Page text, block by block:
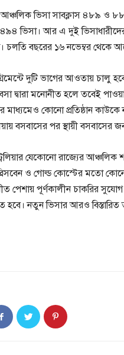
আঞ্চলিক ভিসা সাবক্লাস ৪৮৯
ভিসা। আর এ দুই
চলতি বছরের ১৬ নভেম্বর
দুটি ভাগের আওতায় চালু
দ্বারা মনোনীত হলে তবেই
মাধ্যমেও কোনো প্রতিষ্ঠান
বসবাসের পর স্থায়ী
যেকোনো রাজ্যের আঞ্চলিক
ও গোল্ড কোস্টের মতো
পেশায় পূর্ণকালীন চাকরির
হবে। নতুন ভিসার আরও